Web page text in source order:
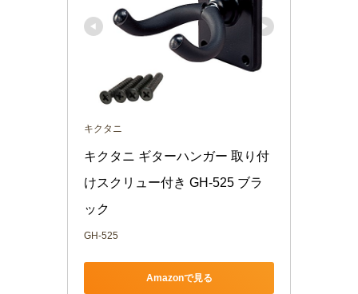
キクタニ
キクタニ ギターハンガー 取り付
けスクリュー付き GH-525 ブラ
ック
GH-525
Amazonで見る